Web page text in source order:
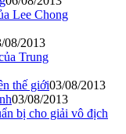
Lee Chong
08/2013
Trung
thế giới03/08/2013
03/08/2013
bị cho giải vô địch